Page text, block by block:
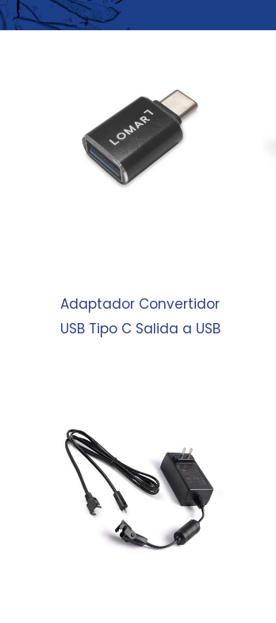
Adaptador Convertidor
USB Tipo C Salida a USB